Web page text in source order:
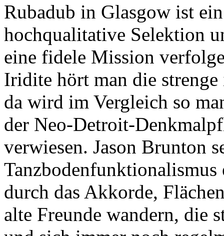
Rubadub in Glasgow ist
hochqualitative Selektion
eine fidele Mission
Iridite hört man die
da wird im Vergleich so
der Neo-Detroit-
verwiesen. Jason Brunton
Tanzbodenfunktionalismus
durch das Akkorde,
alte Freunde wandern, die